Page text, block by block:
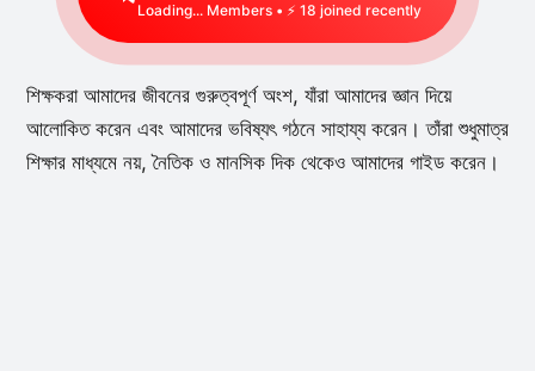
Loading... Members • ⚡ 18 joined recently
শিক্ষকরা আমাদের জীবনের গুরুত্বপূর্ণ অংশ, যাঁরা আমাদের জ্ঞান দিয়ে
আলোকিত করেন এবং আমাদের ভবিষ্যৎ গঠনে সাহায্য করেন। তাঁরা শুধুমাত্র
শিক্ষার মাধ্যমে নয়, নৈতিক ও মানসিক দিক থেকেও আমাদের গাইড করেন।